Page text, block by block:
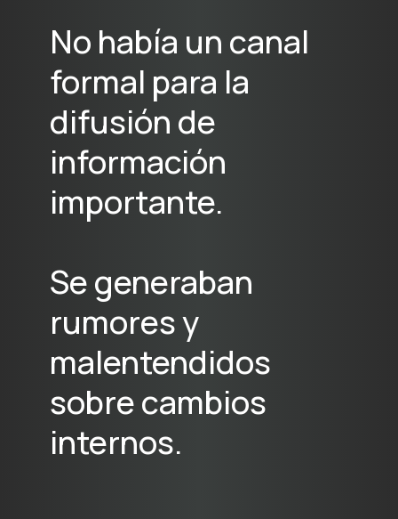
No había un canal
formal para la
difusión de
información
importante.
Se generaban
rumores y
malentendidos
sobre cambios
internos.